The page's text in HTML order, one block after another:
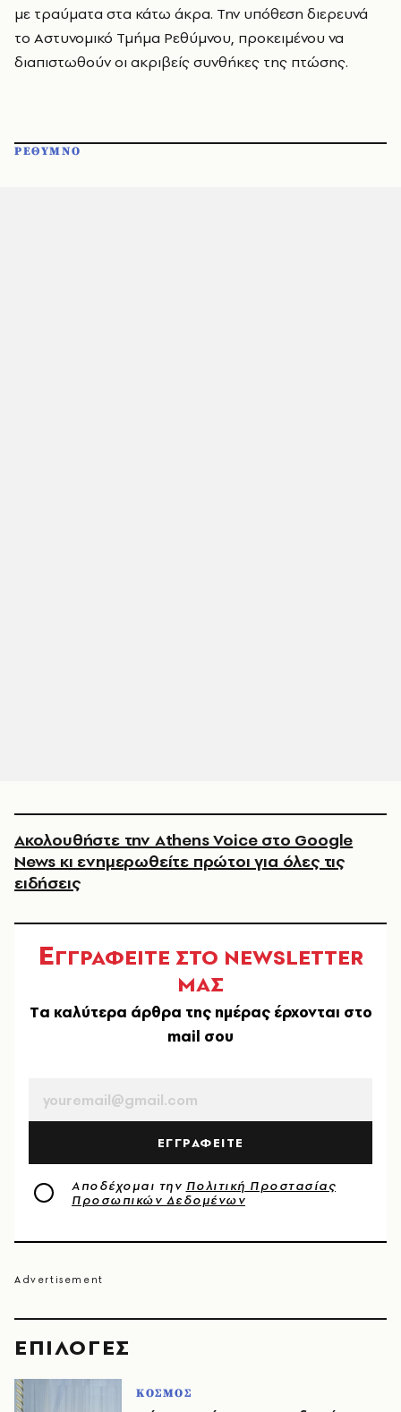
EΠΙΛΟΓΈΣ
ΚΟΣΜΟΣ
με τραύματα στα κάτω άκρα. Την υπόθεση διερευνά
το Αστυνομικό Τμήμα Ρεθύμνου, προκειμένου να
διαπιστωθούν οι ακριβείς συνθήκες της πτώσης.
ΡΕΘΥΜΝΟ
Ακολουθήστε την Athens Voice στο Google
News κι ενημερωθείτε πρώτοι για όλες τις
ειδήσεις
ΕΓΓΡΑΦΕΙΤΕ ΣΤΟ NEWSLETTER
ΜΑΣ
Tα καλύτερα άρθρα της ημέρας έρχονται στο
mail σου
ΕΓΓΡΑΦΕΙΤΕ
Αποδέχομαι την Πολιτική Προστασίας
Προσωπικών Δεδομένων